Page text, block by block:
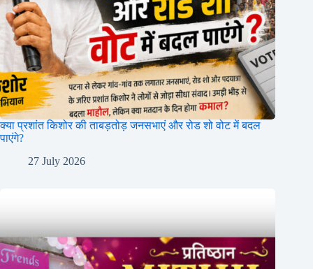
क्या प्रशांत किशोर की ताबड़तोड़ जनसभाएं और रोड शो वोट में बदल
पाएंगे?
27 July 2026